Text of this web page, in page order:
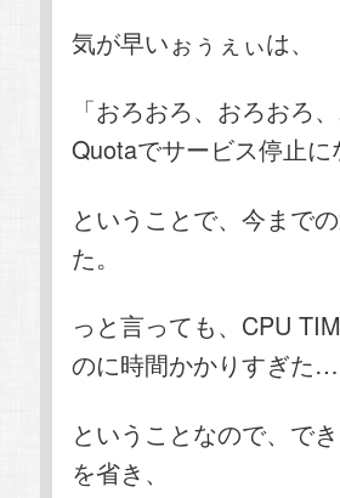
気が早いぉぅぇぃは、
「おろおろ、おろおろ
Quotaでサービス停止
ということで、今まで
た。
っと言っても、CPU
のに時間かかりすぎた
ということなので、で
を省き、